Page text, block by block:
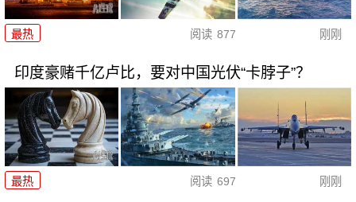
最热 阅读 877 刚刚
印度豪赌千亿卢比，要对中国光伏“卡脖子”？
最热 阅读 697 刚刚